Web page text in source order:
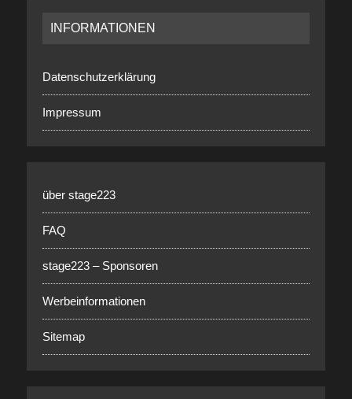
INFORMATIONEN
Datenschutzerklärung
Impressum
über stage223
FAQ
stage223 – Sponsoren
Werbeinformationen
Sitemap